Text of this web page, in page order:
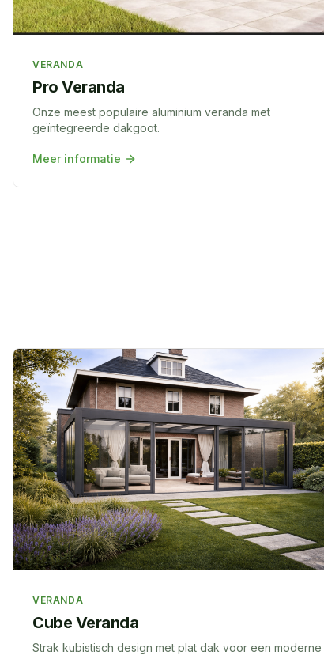
VERANDA
Pro Veranda
Onze meest populaire aluminium veranda met
geïntegreerde dakgoot.
Meer informatie
VERANDA
Cube Veranda
Strak kubistisch design met plat dak voor een moderne